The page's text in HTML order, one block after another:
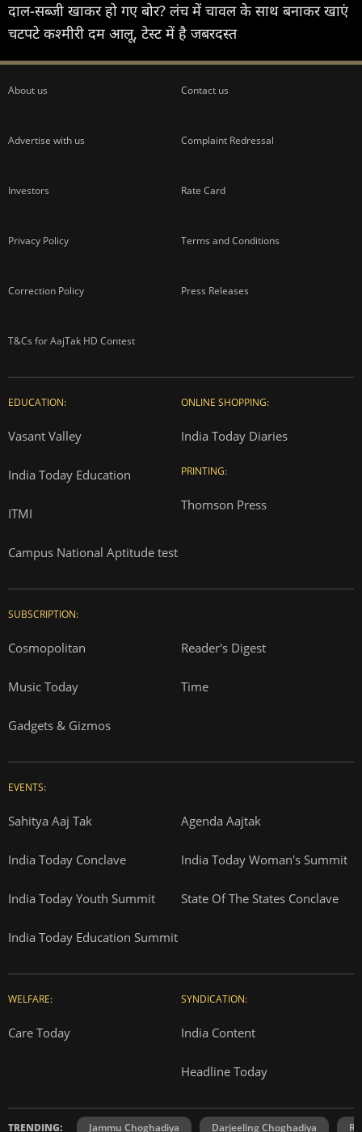
दाल-सब्जी खाकर हो गए बोर? लंच में चावल के साथ बनाकर खाएं
चटपटे कश्मीरी दम आलू, टेस्ट में है जबरदस्त
About us Contact us
Advertise with us Complaint Redressal
Investors Rate Card
Privacy Policy Terms and Conditions
Correction Policy Press Releases
T&Cs for AajTak HD Contest
EDUCATION:
Vasant Valley
India Today Education
ITMI
Campus National Aptitude test
ONLINE SHOPPING:
India Today Diaries
PRINTING:
Thomson Press
SUBSCRIPTION:
Cosmopolitan Reader's Digest
Music Today Time
Gadgets & Gizmos
EVENTS:
Sahitya Aaj Tak Agenda Aajtak
India Today Conclave India Today Woman's Summit
India Today Youth Summit State Of The States Conclave
India Today Education Summit
WELFARE:
Care Today
SYNDICATION:
India Content
Headline Today
TRENDING: Jammu Choghadiya Darjeeling Choghadiya